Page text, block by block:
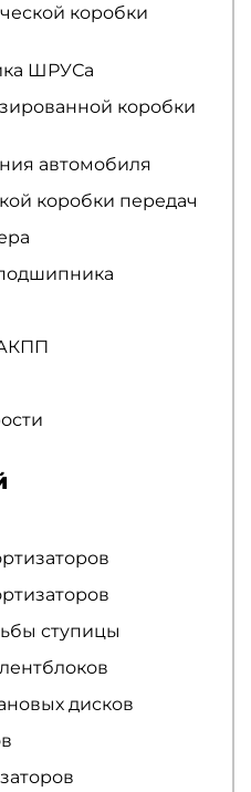
коробки
ШРУСа
коробки
автомобиля
коробки передач
ступицы
дисков